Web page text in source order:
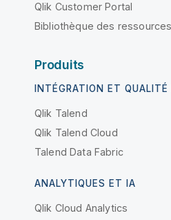
Qlik Customer Portal
Bibliothèque des ressources
Produits
INTÉGRATION ET QUALITÉ
Qlik Talend
Qlik Talend Cloud
Talend Data Fabric
ANALYTIQUES ET IA
Qlik Cloud Analytics